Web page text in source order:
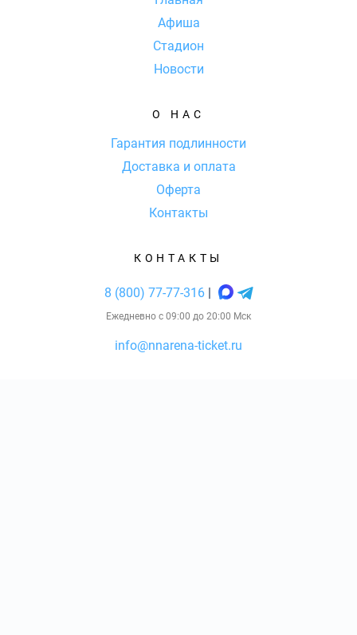
Афиша
Стадион
Новости
О НАС
Гарантия подлинности
Доставка и оплата
Оферта
Контакты
КОНТАКТЫ
8 (800) 77-77-316 |
Ежедневно с 09:00 до 20:00 Мск
info@nnarena-ticket.ru